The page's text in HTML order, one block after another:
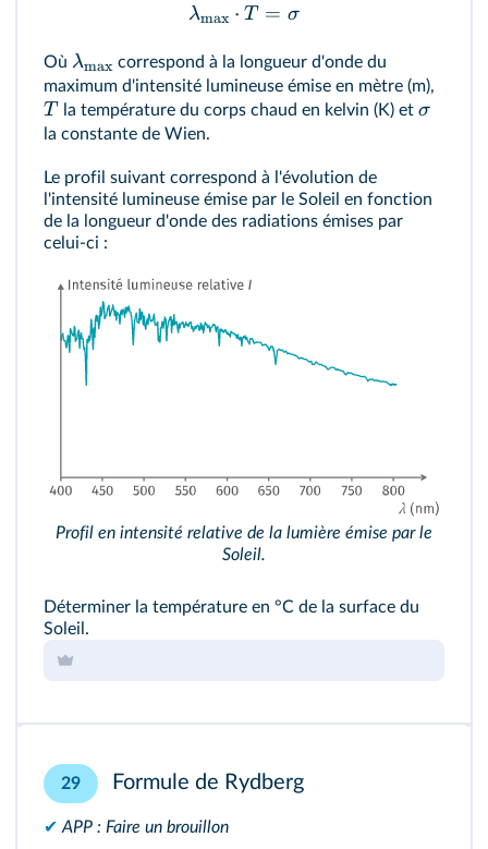
λmax ⋅ T = σ
Où λmax correspond à la longueur d'onde du
maximum d'intensité lumineuse émise en mètre (m),
T la température du corps chaud en kelvin (K) et σ
la constante de Wien.
Le profil suivant correspond à l'évolution de
l'intensité lumineuse émise par le Soleil en fonction
de la longueur d'onde des radiations émises par
celui-ci :
Profil en intensité relative de la lumière émise par le
Soleil.
Déterminer la température en °C de la surface du
Soleil.
29 Formule de Rydberg
✔ APP : Faire un brouillon